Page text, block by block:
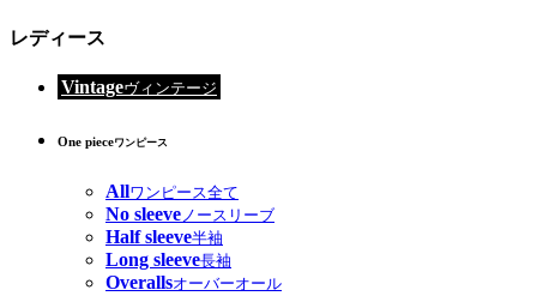
レディース
Vintageヴィンテージ
One pieceワンピース
Allワンピース全て
No sleeveノースリーブ
Half sleeve半袖
Long sleeve長袖
Overallsオーバーオール